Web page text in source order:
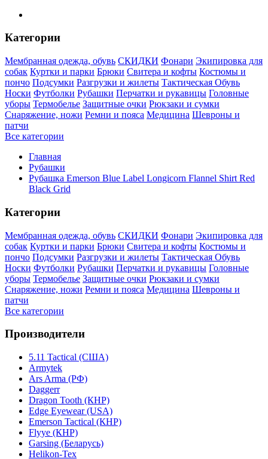
Категории
Мембранная одежда, обувь СКИДКИ Фонари Экипировка для
собак Куртки и парки Брюки Свитера и кофты Костюмы и
пончо Подсумки Разгрузки и жилеты Тактическая Обувь
Носки Футболки Рубашки Перчатки и рукавицы Головные
уборы Термобелье Защитные очки Рюкзаки и сумки
Снаряжение, ножи Ремни и пояса Медицина Шевроны и
патчи
Все категории
Главная
Рубашки
Рубашка Emerson Blue Label Longicorn Flannel Shirt Red
Black Grid
Категории
Мембранная одежда, обувь СКИДКИ Фонари Экипировка для
собак Куртки и парки Брюки Свитера и кофты Костюмы и
пончо Подсумки Разгрузки и жилеты Тактическая Обувь
Носки Футболки Рубашки Перчатки и рукавицы Головные
уборы Термобелье Защитные очки Рюкзаки и сумки
Снаряжение, ножи Ремни и пояса Медицина Шевроны и
патчи
Все категории
Производители
5.11 Tactical (США)
Armytek
Ars Arma (РФ)
Daggerr
Dragon Tooth (КНР)
Edge Eyewear (USA)
Emerson Tactical (КНР)
Flyye (КНР)
Garsing (Беларусь)
Helikon-Tex